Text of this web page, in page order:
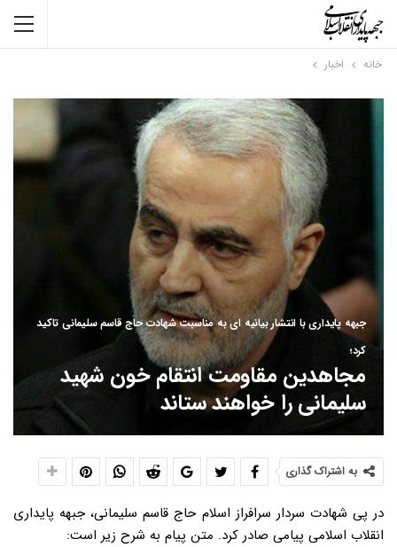
خانه اخبار
جبهه پایداری با انتشار بیانیه ای به مناسبت شهادت حاج قاسم سلیمانی تاکید
کرد؛
مجاهدین مقاومت انتقام خون شهید
سلیمانی را خواهند ستاند
به اشتراک گذاری
در پی شهادت سردار سرافراز اسلام حاج قاسم سلیمانی، جبهه پایداری
انقلاب اسلامی پیامی صادر کرد. متن پیام به شرح زیر است: